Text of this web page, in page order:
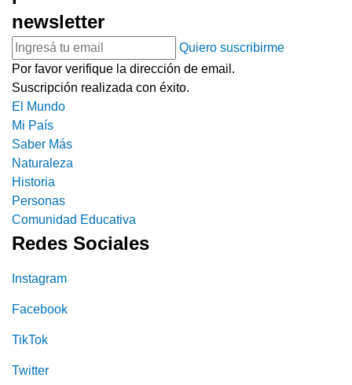
newsletter
Quiero suscribirme
Por favor verifique la dirección de email.
Suscripción realizada con éxito.
El Mundo
Mi País
Saber Más
Naturaleza
Historia
Personas
Comunidad Educativa
Redes Sociales
Instagram
Facebook
TikTok
Twitter